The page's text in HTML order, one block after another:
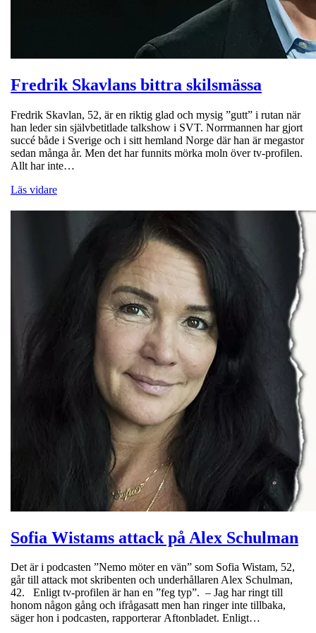
Fredrik Skavlans bittra skilsmässa
Fredrik Skavlan, 52, är en riktig glad och mysig ”gutt” i rutan när
han leder sin självbetitlade talkshow i SVT. Norrmannen har gjort
succé både i Sverige och i sitt hemland Norge där han är megastor
sedan många år. Men det har funnits mörka moln över tv-profilen.
Allt har inte…
Läs vidare
Sofia Wistams attack på Alex Schulman
Det är i podcasten ”Nemo möter en vän” som Sofia Wistam, 52,
går till attack mot skribenten och underhållaren Alex Schulman,
42. Enligt tv-profilen är han en ”feg typ”. – Jag har ringt till
honom någon gång och ifrågasatt men han ringer inte tillbaka,
säger hon i podcasten, rapporterar Aftonbladet. Enligt…